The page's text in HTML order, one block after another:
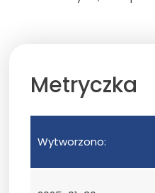
Metryczka
Wytworzono: